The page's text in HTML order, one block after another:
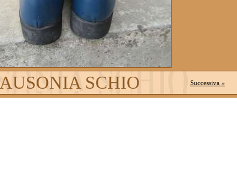
AUSONIA SCHIO Successiva »